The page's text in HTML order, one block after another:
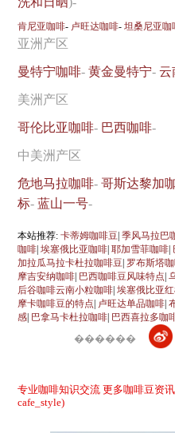
肯尼亚咖啡- 卢旺达咖啡-坦桑尼亚咖
亚洲产区
曼特宁咖啡-黄金曼特宁-云
美洲产区
哥伦比亚咖啡- 巴西咖啡-
中美洲产区
危地马拉咖啡-哥斯达黎加
标-蓝山一号-
本站推荐:卡蒂姆咖啡豆|季风马拉巴
咖啡|埃塞俄比亚咖啡|耶加雪菲咖啡|
加拉瓜马拉卡杜拉咖啡豆| 罗布斯塔
摩吉安纳咖啡| 巴西咖啡豆风味特点|
后谷咖啡云南小粒咖啡|埃塞俄比亚
摩卡咖啡豆的特点| 卢旺达单品咖啡|
感| 巴拿马卡杜拉咖啡| 巴西喜拉多咖
������
专业咖啡知识交流 更多咖啡豆资
cafe_style)